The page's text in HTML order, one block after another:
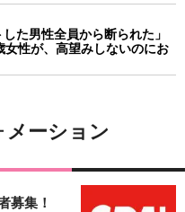
した男性全員から断られた」
女性が、高望みしないのにお
メーション
募集！